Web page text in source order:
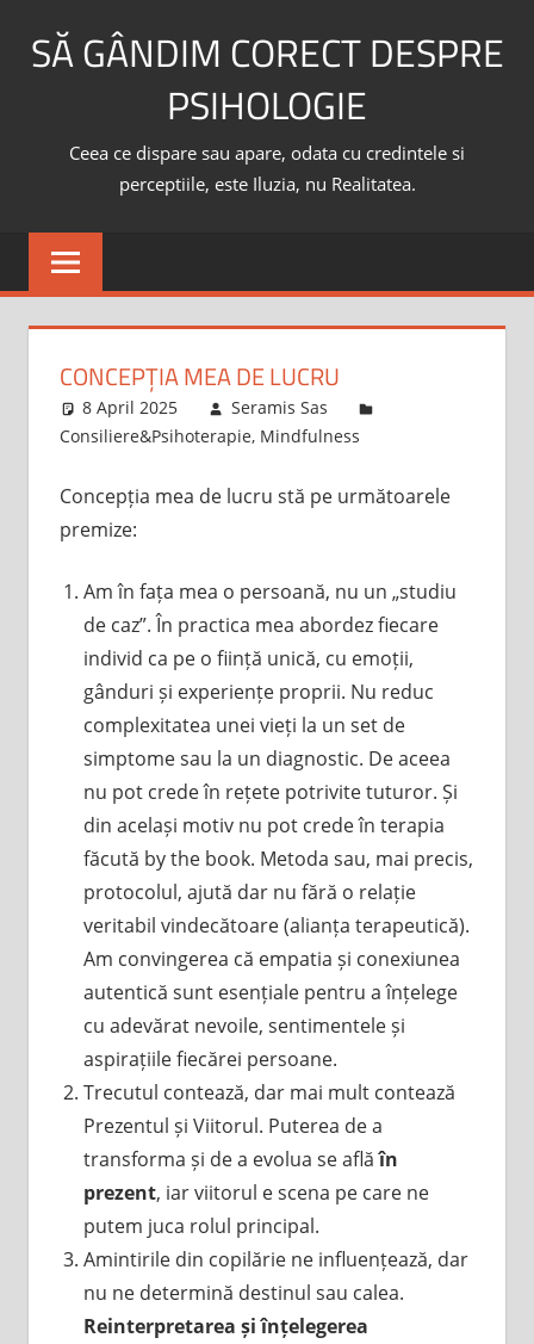
SĂ GÂNDIM CORECT DESPRE
PSIHOLOGIE
Ceea ce dispare sau apare, odata cu credintele si
perceptiile, este Iluzia, nu Realitatea.
CONCEPȚIA MEA DE LUCRU
8 April 2025
Seramis Sas
Consiliere&Psihoterapie, Mindfulness
Concepția mea de lucru stă pe următoarele
premize:
Am în fața mea o persoană, nu un „studiu
de caz”. În practica mea abordez fiecare
individ ca pe o ființă unică, cu emoții,
gânduri și experiențe proprii. Nu reduc
complexitatea unei vieți la un set de
simptome sau la un diagnostic. De aceea
nu pot crede în rețete potrivite tuturor. Și
din același motiv nu pot crede în terapia
făcută by the book. Metoda sau, mai precis,
protocolul, ajută dar nu fără o relație
veritabil vindecătoare (alianța terapeutică).
Am convingerea că empatia și conexiunea
autentică sunt esențiale pentru a înțelege
cu adevărat nevoile, sentimentele și
aspirațiile fiecărei persoane.
Trecutul contează, dar mai mult contează
Prezentul și Viitorul. Puterea de a
transforma și de a evolua se aflăîn
prezent, iar viitorul e scena pe care ne
putem juca rolul principal.
Amintirile din copilărie ne influențează, dar
nu ne determină destinul sau calea.
Reinterpretarea și înțelegerea